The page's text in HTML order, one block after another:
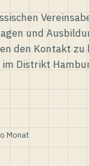
und
den Kontakt zu
Distrikt
Monat